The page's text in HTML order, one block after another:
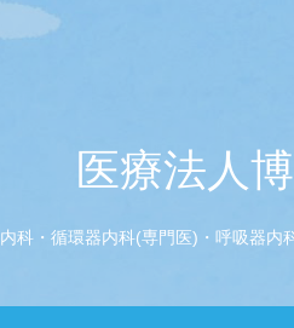
医療法人
科・循環器内科(専門医)・呼吸器